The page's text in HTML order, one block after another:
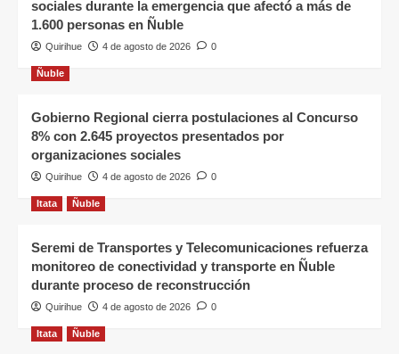
sociales durante la emergencia que afectó a más de
1.600 personas en Ñuble
Quirihue 4 de agosto de 2026 0
Ñuble
Gobierno Regional cierra postulaciones al Concurso
8% con 2.645 proyectos presentados por
organizaciones sociales
Quirihue 4 de agosto de 2026 0
Itata Ñuble
Seremi de Transportes y Telecomunicaciones refuerza
monitoreo de conectividad y transporte en Ñuble
durante proceso de reconstrucción
Quirihue 4 de agosto de 2026 0
Itata Ñuble